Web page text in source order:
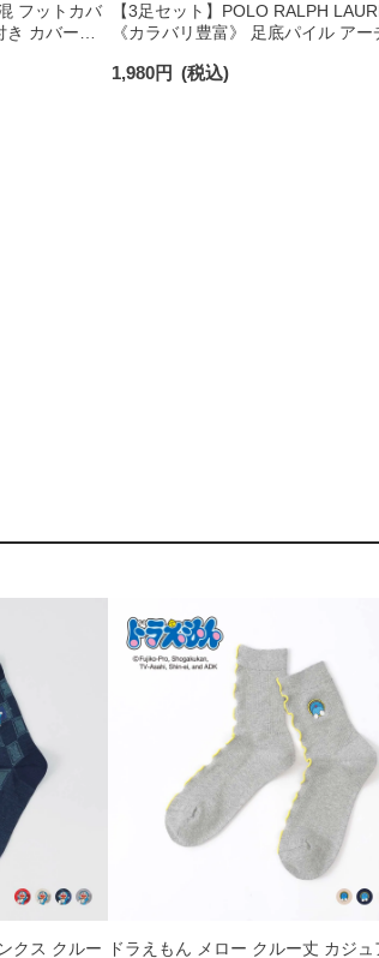
フットカバ
き カバーソ
【3足セット】POLO RALPH
《カラバリ豊富》 足底パイル アー
クス レディース 93246604
1,980円 (税込)
クス クルー ドラえもん メロー クルー丈 カジュ